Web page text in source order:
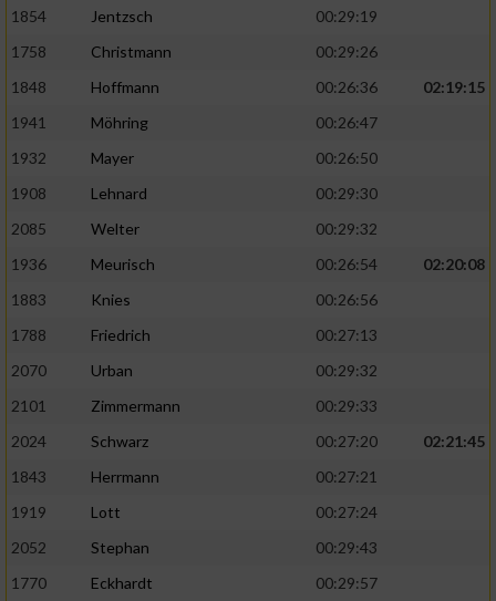
1854
Jentzsch
00:29:19
1758
Christmann
00:29:26
1848
Hoffmann 00:26:36
02:19:15
1941
Möhring
00:26:47
1932
Mayer
00:26:50
1908
Lehnard
00:29:30
2085
Welter
00:29:32
1936
Meurisch 00:26:54
02:20:08
1883
Knies
00:26:56
1788
Friedrich
00:27:13
2070
Urban
00:29:32
2101
Zimmermann
00:29:33
2024
Schwarz 00:27:20
02:21:45
1843
Herrmann
00:27:21
1919
Lott
00:27:24
2052
Stephan
00:29:43
1770
Eckhardt
00:29:57